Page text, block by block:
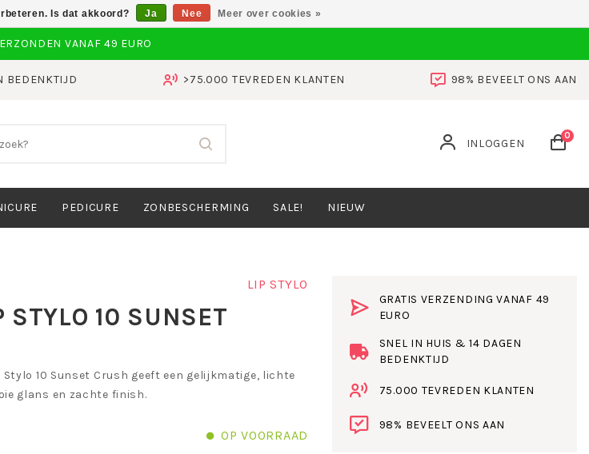
BEDENKTIJD >75.000 TEVREDEN KLANTEN 98% BEVEELT ONS AAN
INLOGGEN
0
PEDICURE ZONBESCHERMING SALE! NIEUW
LIP STYLO
STYLO 10 SUNSET
Stylo 10 Sunset Crush geeft een gelijkmatige, lichte
glans en zachte finish.
OP VOORRAAD
GRATIS VERZENDING VANAF 49
EURO
SNEL IN HUIS & 14 DAGEN
BEDENKTIJD
75.000 TEVREDEN KLANTEN
98% BEVEELT ONS AAN
Is dat akkoord? Ja Nee Meer over cookies »